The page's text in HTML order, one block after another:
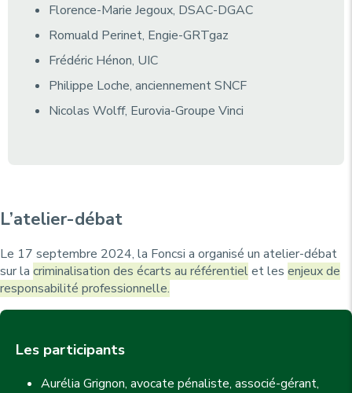
Florence-Marie Jegoux, DSAC-DGAC
Romuald Perinet, Engie-GRTgaz
Frédéric Hénon, UIC
Philippe Loche, anciennement SNCF
Nicolas Wolff, Eurovia-Groupe Vinci
L’atelier-débat
Le 17 septembre 2024, la Foncsi a organisé un atelier-débat
sur la criminalisation des écarts au référentielet les enjeux de
responsabilité professionnelle.
Les participants
Aurélia Grignon, avocate pénaliste, associé-gérant,